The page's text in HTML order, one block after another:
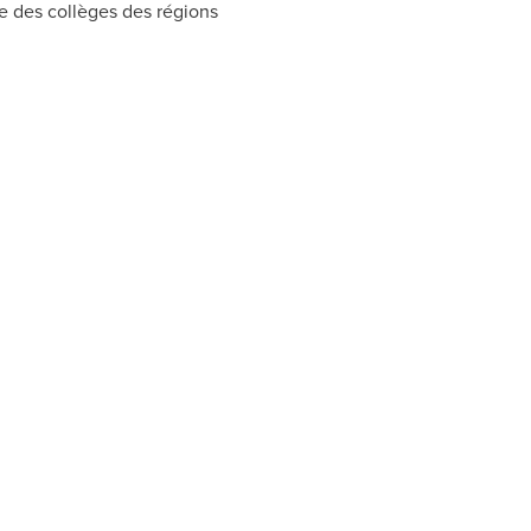
des collèges des régions